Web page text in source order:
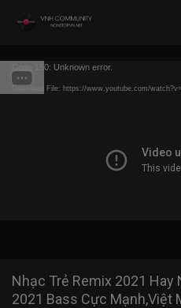
Code 150: Unknown error.
Download File: https://www.youtube.com/
Nhạc Trẻ Remix 2021 Hay
2021 Bass Cực Mạnh,Việt